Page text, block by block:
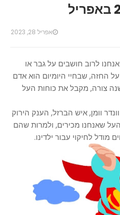
אפריל 28, 2023
לרוב חושבים על גבר או
החזה, שבחיי היומיום הוא אדם
צורה, מקבל את כוחות העל
וומן, איש הברזל, הענק הירוק
שאנחנו מכירים, ולמרות שהם
מודל לחיקוי עבור ילדינו.